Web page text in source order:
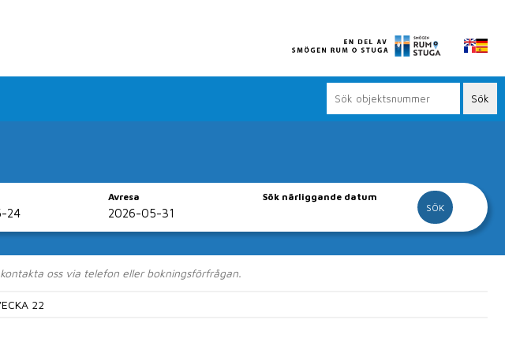
Avresa Sök närliggande datum
nära Smögen.
en kort båtfärd till Smögenbryggan.
oss via telefon eller bokningsförfrågan.
22